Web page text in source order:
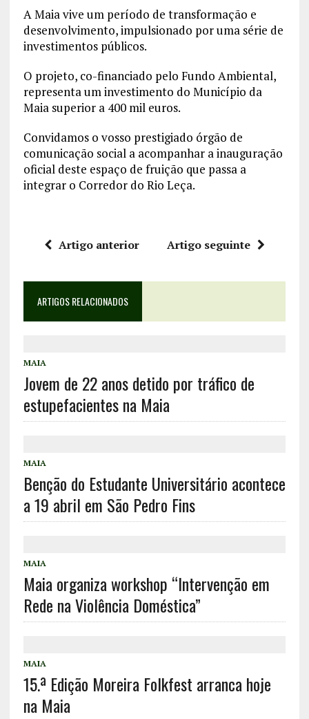
A Maia vive um período de transformação e
desenvolvimento, impulsionado por uma série de
investimentos públicos.
O projeto, co-financiado pelo Fundo Ambiental,
representa um investimento do Município da
Maia superior a 400 mil euros.
Convidamos o vosso prestigiado órgão de
comunicação social a acompanhar a inauguração
oficial deste espaço de fruição que passa a
integrar o Corredor do Rio Leça.
Artigo anterior Artigo seguinte
ARTIGOS RELACIONADOS
MAIA
Jovem de 22 anos detido por tráfico de
estupefacientes na Maia
MAIA
Benção do Estudante Universitário acontece
a 19 abril em São Pedro Fins
MAIA
Maia organiza workshop “Intervenção em
Rede na Violência Doméstica”
MAIA
15.ª Edição Moreira Folkfest arranca hoje
na Maia